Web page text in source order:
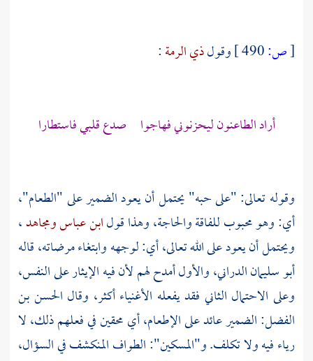
[ص: وقولذي الرمة:
أراد الطاعنون ليحزنوني فهاجوا صدع قلبي فاستطارا
وقوله تعالى: "على حبه" يحتمل أن يعود الضمير على "الطعام"،
أي: وهو محبوب للفاقة والحاجة، وهذا قولابن عباسومجاهد،
ويحتمل أن يعود على الله تعالى، أي: لوجهه وابتغاء مرضاته، قاله
أبو سليمان الدراني،والأول أمدح لهم لأن فيه الإيثار على النفس،
وعلى الاحتمال الثاني فقد يفعله الأغنياء أكثر، وقال الحسن بن
الفضل:الضمير عائد على الإطعام، أي محقين في فعلهم ذلك، لا
رياء فيه ولا تكلف. و"المسكين": الطواف المنكشف في السؤال،